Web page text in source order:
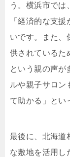
う。横浜市では
「経済的な支
いです。また、
供されているた
という親の声が
ルや親子サロン
て助かる」とい
最後に、北海道
な敷地を活用し